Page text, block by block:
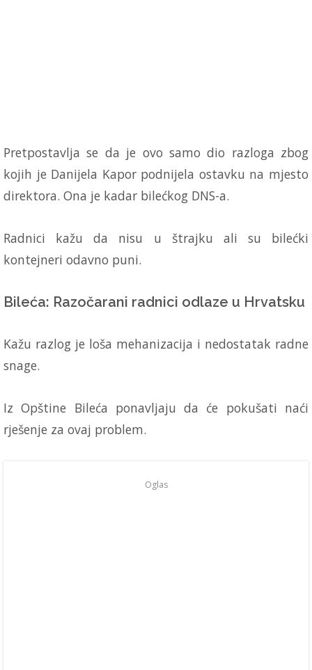
Pretpostavlja se da je ovo samo dio razloga zbog
kojih je Danijela Kapor podnijela ostavku na mjesto
direktora. Ona je kadar bilećkog DNS-a.
Radnici kažu da nisu u štrajku ali su bilećki
kontejneri odavno puni.
Bileća: Razočarani radnici odlaze u Hrvatsku
Kažu razlog je loša mehanizacija i nedostatak radne
snage.
Iz Opštine Bileća ponavljaju da će pokušati naći
rješenje za ovaj problem.
Oglas